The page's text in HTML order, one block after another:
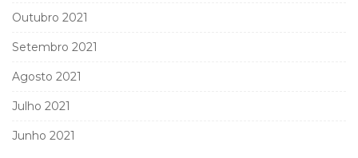
Outubro 2021
Setembro 2021
Agosto 2021
Julho 2021
Junho 2021